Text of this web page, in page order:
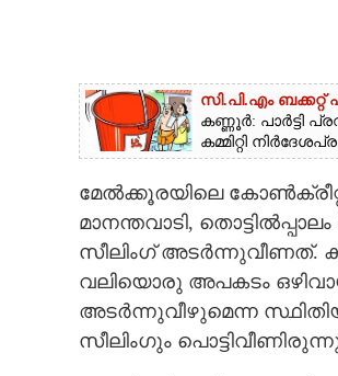
സി.പി.എം
കണ്ണൂർ: പാർട്ടി
കമ്മിറ്റി
മേൽക്കൂരയിലെ
മാനന്തവാടി,
സീലിംഗ് അടർന്നുവീണത്.
വലിയൊരു അപകടം
അടർന്നുവീഴുമെന്ന
സീലിംഗും